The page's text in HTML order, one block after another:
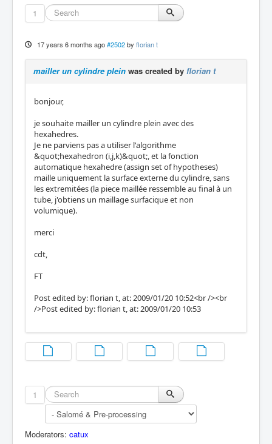
1
17 years 6 months ago #2502 by florian t
mailler un cylindre plein was created by florian t
bonjour,
je souhaite mailler un cylindre plein avec des
hexahedres.
Je ne parviens pas a utiliser l'algorithme
&quot;hexahedron (i,j,k)&quot;, et la fonction
automatique hexahedre (assign set of hypotheses)
maille uniquement la surface externe du cylindre, sans
les extremitées (la piece maillée ressemble au final à un
tube, j'obtiens un maillage surfacique et non
volumique).
merci
cdt,
FT
Post edited by: florian t, at: 2009/01/20 10:52<br /><br
/>Post edited by: florian t, at: 2009/01/20 10:53
1
Moderators: catux